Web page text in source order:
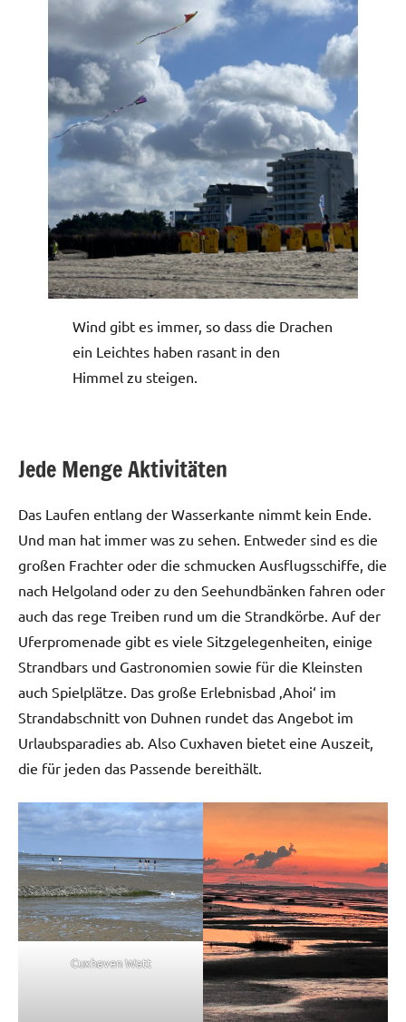
Wind gibt es immer, so dass die Drachen
ein Leichtes haben rasant in den
Himmel zu steigen.
Jede Menge Aktivitäten
Das Laufen entlang der Wasserkante nimmt kein Ende.
Und man hat immer was zu sehen. Entweder sind es die
großen Frachter oder die schmucken Ausflugsschiffe, die
nach Helgoland oder zu den Seehundbänken fahren oder
auch das rege Treiben rund um die Strandkörbe. Auf der
Uferpromenade gibt es viele Sitzgelegenheiten, einige
Strandbars und Gastronomien sowie für die Kleinsten
auch Spielplätze. Das große Erlebnisbad ‚Ahoi‘ im
Strandabschnitt von Duhnen rundet das Angebot im
Urlaubsparadies ab. Also Cuxhaven bietet eine Auszeit,
die für jeden das Passende bereithält.
Cuxhaven Watt